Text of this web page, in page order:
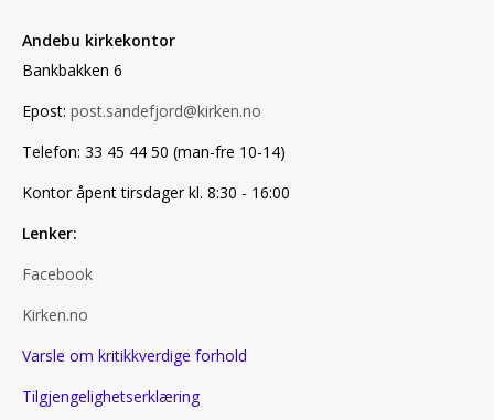
Andebu kirkekontor
Bankbakken 6
Epost: post.sandefjord@kirken.no
Telefon: 33 45 44 50 (man-fre 10-14)
Kontor åpent tirsdager kl. 8:30 - 16:00
Lenker:
Facebook
Kirken.no
Varsle om kritikkverdige forhold
Tilgjengelighetserklæring